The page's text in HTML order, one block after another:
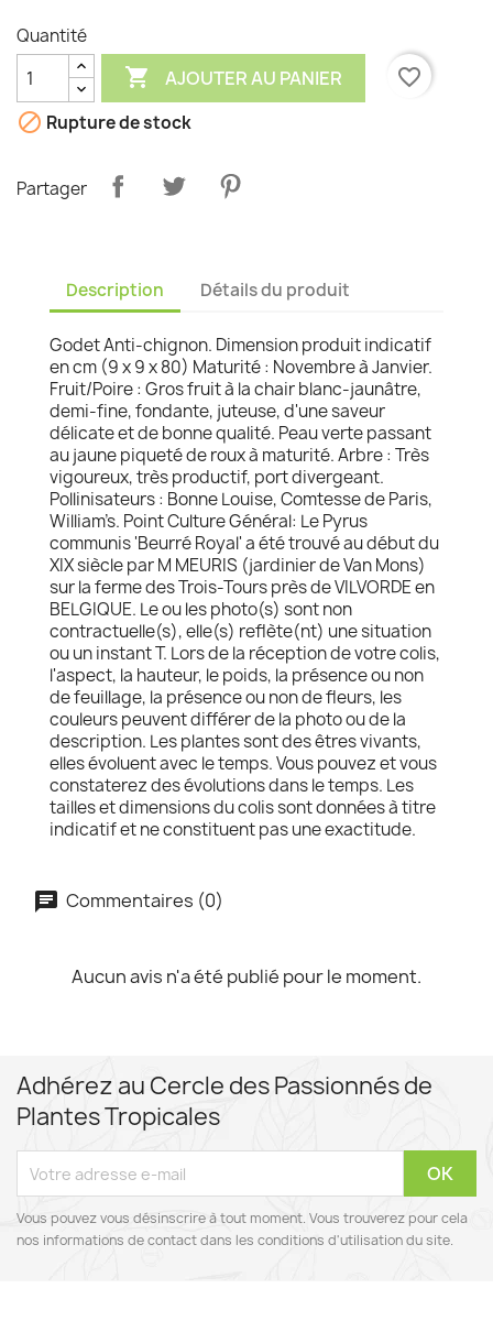
Quantité
 AJOUTER AU PANIER
favorite_border
 Rupture de stock
Partager
Description Détails du produit
Godet Anti-chignon. Dimension produit indicatif
en cm (9 x 9 x 80) Maturité : Novembre à Janvier.
Fruit/Poire : Gros fruit à la chair blanc-jaunâtre,
demi-fine, fondante, juteuse, d'une saveur
délicate et de bonne qualité. Peau verte passant
au jaune piqueté de roux à maturité. Arbre : Très
vigoureux, très productif, port divergeant.
Pollinisateurs : Bonne Louise, Comtesse de Paris,
William’s. Point Culture Général: Le Pyrus
communis 'Beurré Royal' a été trouvé au début du
XIX siècle par M MEURIS (jardinier de Van Mons)
sur la ferme des Trois-Tours près de VILVORDE en
BELGIQUE. Le ou les photo(s) sont non
contractuelle(s), elle(s) reflète(nt) une situation
ou un instant T. Lors de la réception de votre colis,
l'aspect, la hauteur, le poids, la présence ou non
de feuillage, la présence ou non de fleurs, les
couleurs peuvent différer de la photo ou de la
description. Les plantes sont des êtres vivants,
elles évoluent avec le temps. Vous pouvez et vous
constaterez des évolutions dans le temps. Les
tailles et dimensions du colis sont données à titre
indicatif et ne constituent pas une exactitude.
Commentaires (0)
Aucun avis n'a été publié pour le moment.
Adhérez au Cercle des Passionnés de
Plantes Tropicales
Vous pouvez vous désinscrire à tout moment. Vous trouverez pour cela
nos informations de contact dans les conditions d'utilisation du site.